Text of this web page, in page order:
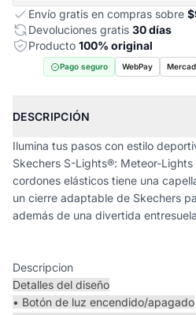
Envío gratis en compras sobre
Devoluciones gratis 30 días
Producto 100% original
Pago seguro WebPay
DESCRIPCIÓN
Ilumina tus pasos con estilo
Skechers S-Lights®: Meteor-
cordones elásticos tiene una
un cierre adaptable de Skechers
además de una divertida
Descripcion
Detalles del diseño
• Botón de luz encendido/apagado